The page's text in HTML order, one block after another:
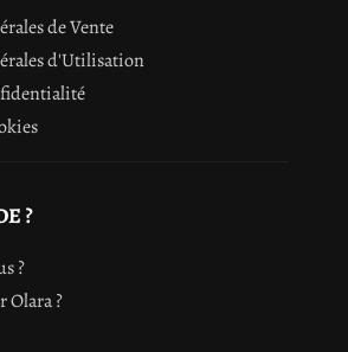
de Vente
d'Utilisation
?
?
Olara ?